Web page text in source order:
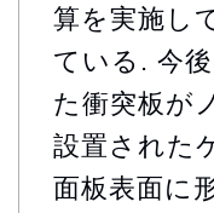
算を実施し
ている. 今
た衝突板が
設置された
面板表面に